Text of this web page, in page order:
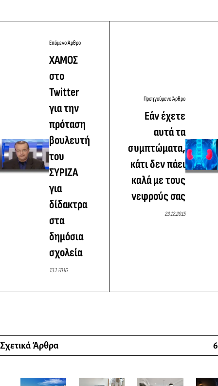
Επόμενο Άρθρο
ΧΑΜΟΣ
στο
Twitter
για την
πρόταση
βουλευτή
του
ΣΥΡΙΖΑ
για
δίδακτρα
στα
δημόσια
σχολεία
13.1.2016
Προηγούμενο Άρθρο
Εάν έχετε
αυτά τα
συμπτώματα,
κάτι δεν πάει
καλά με τους
νεφρούς σας
23.12.2015
Σχετικά Άρθρα 6